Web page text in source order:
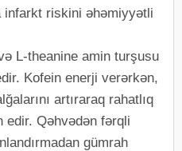
infarkt riskini əhəmiyyətli
L-theanine amin turşusu
Kofein enerji verərkən,
artıraraq rahatlıq
edir. Qəhvədən fərqli
gümrah